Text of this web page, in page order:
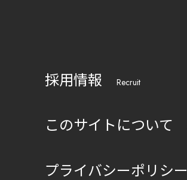
採用情報 Recruit
このサイトについて
プライバシーポリシー